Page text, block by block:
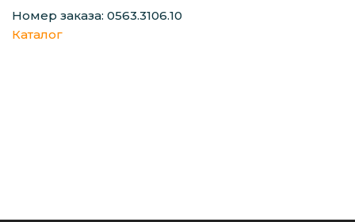
Номер заказа: 0563.3106.10
Каталог